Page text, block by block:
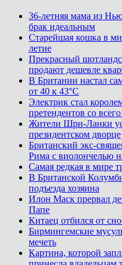
36-летняя мама из
брак идеальным
Старейшая кошка в
летие
Прекрасный
продают дешевле
В Британии настал
от 40 к 43°C
Электрик стал
претендентов со
Жители Шри-Ланки
президентском дворце
Британский экс-
Рима с виолончелью
Самая редкая в мире
В Британской
подъезда хозяина
Илон Маск прервал
Папе
Китаец отбился от
Бирмингемские
мечеть
Картина, которой